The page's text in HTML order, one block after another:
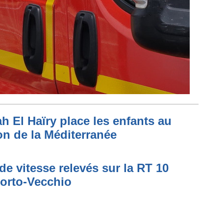
El Haïry place les enfants au
de la Méditerranée
vitesse relevés sur la RT 10
Vecchio